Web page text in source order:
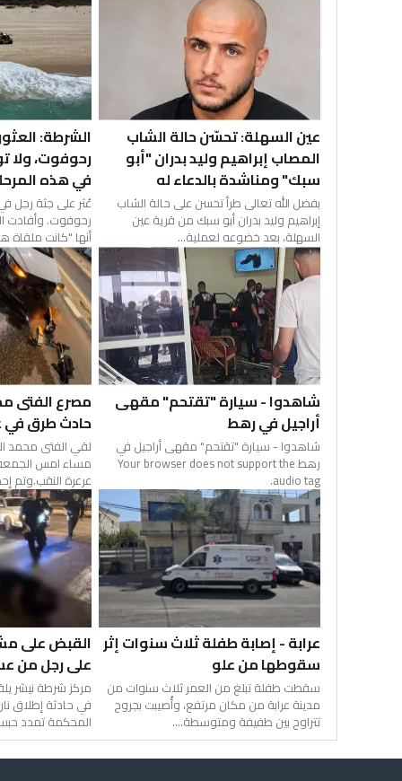
عين السهلة: تحسّن حالة الشاب
المصاب إبراهيم وليد بدران "أبو
سبك" ومناشدة بالدعاء له
بفضل الله تعالى طرأ تحسن على حالة الشاب
إبراهيم وليد بدران أبو سبك من قرية عين
السهلة، بعد خضوعه لعملية...
الشرطة:
رحوفوت، ولا
في هذه
عُثر على جثة رجل
رحوفوت. وأفادت
أنها "كانت ملقاة
شاهدوا - سيارة "تقتحم" مقهى
أراجيل في رهط
شاهدوا - سيارة "تقتحم" مقهى أراجيل في
رهط Your browser does not support the
audio tag.
مصرع الفتى
حادث طرق في
مساء امس
عرعرة النقب.وتم
عرابة - إصابة طفلة ثلاث سنوات إثر
سقوطها من علو
سقطت طفلة تبلغ من العمر ثلاث سنوات من
مدينة عرابة من مكان مرتفع، وأُصيبت بجروح
تتراوح بين طفيفة ومتوسطة....
القبض على
على رجل من
مركز شرطة نيشر
في حادثة إطلاق
المحكمة تمدد